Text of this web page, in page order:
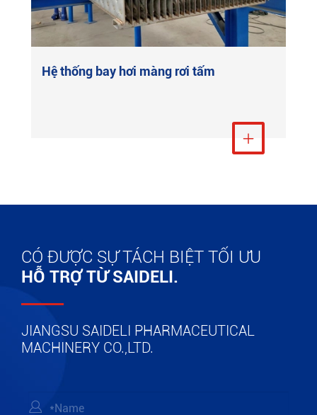
Hệ thống bay hơi màng rơi tấm
Xem thêm

CÓ ĐƯỢC SỰ TÁCH BIỆT TỐI ƯU
HỖ TRỢ TỪ SAIDELI.
JIANGSU SAIDELI PHARMACEUTICAL
MACHINERY CO.,LTD.
